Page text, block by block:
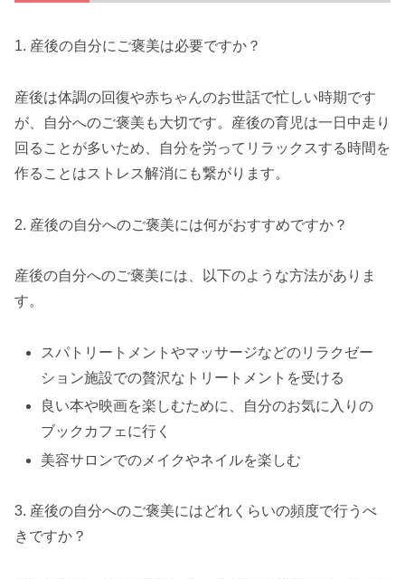
1. 産後の自分にご褒美は必要ですか？
産後は体調の回復や赤ちゃんのお世話で忙しい時期です
が、自分へのご褒美も大切です。産後の育児は一日中走り
回ることが多いため、自分を労ってリラックスする時間を
作ることはストレス解消にも繋がります。
2. 産後の自分へのご褒美には何がおすすめですか？
産後の自分へのご褒美には、以下のような方法がありま
す。
スパトリートメントやマッサージなどのリラクゼー
ション施設での贅沢なトリートメントを受ける
良い本や映画を楽しむために、自分のお気に入りの
ブックカフェに行く
美容サロンでのメイクやネイルを楽しむ
3. 産後の自分へのご褒美にはどれくらいの頻度で行うべ
きですか？